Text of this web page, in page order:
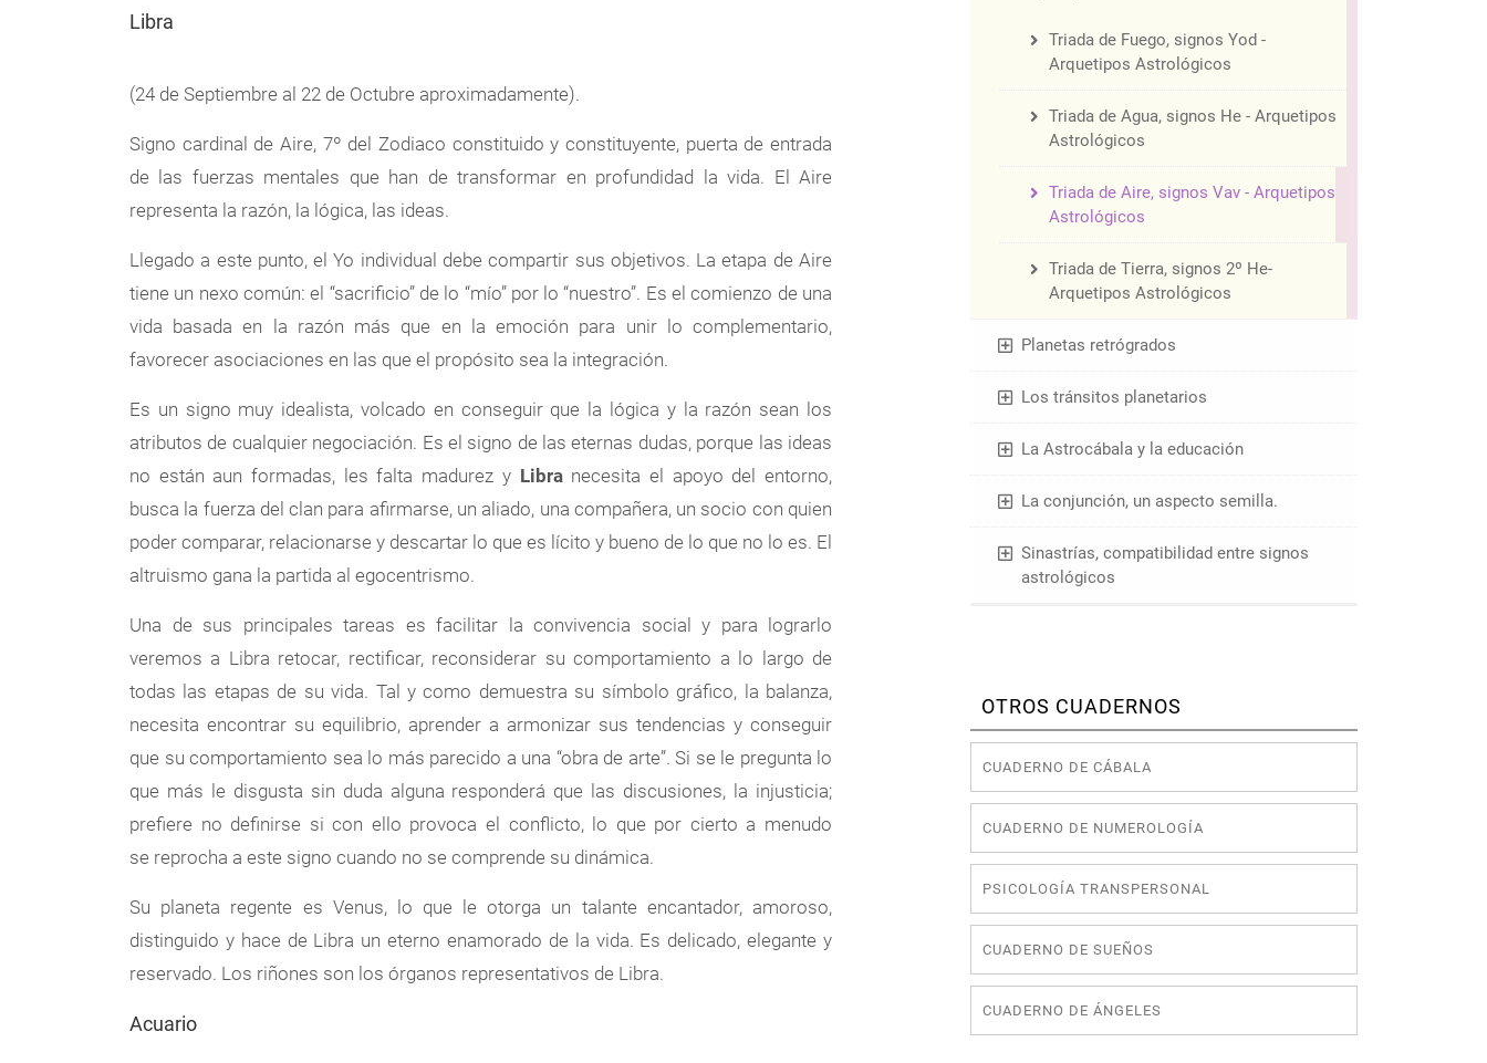
Libra
(24 de Septiembre al 22 de Octubre aproximadamente).
Signo cardinal de Aire, 7º del Zodiaco constituido y constituyente, puerta de entrada
de las fuerzas mentales que han de transformar en profundidad la vida. El Aire
representa la razón, la lógica, las ideas.
Llegado a este punto, el Yo individual debe compartir sus objetivos. La etapa de Aire
tiene un nexo común: el “sacrificio” de lo “mío” por lo “nuestro”. Es el comienzo de una
vida basada en la razón más que en la emoción para unir lo complementario,
favorecer asociaciones en las que el propósito sea la integración.
Es un signo muy idealista, volcado en conseguir que la lógica y la razón sean los
atributos de cualquier negociación. Es el signo de las eternas dudas, porque las ideas
no están aun formadas, les falta madurez y Libranecesita el apoyo del entorno,
busca la fuerza del clan para afirmarse, un aliado, una compañera, un socio con quien
poder comparar, relacionarse y descartar lo que es lícito y bueno de lo que no lo es. El
altruismo gana la partida al egocentrismo.
Una de sus principales tareas es facilitar la convivencia social y para lograrlo
veremos a Libra retocar, rectificar, reconsiderar su comportamiento a lo largo de
todas las etapas de su vida. Tal y como demuestra su símbolo gráfico, la balanza,
necesita encontrar su equilibrio, aprender a armonizar sus tendencias y conseguir
que su comportamiento sea lo más parecido a una “obra de arte”. Si se le pregunta lo
que más le disgusta sin duda alguna responderá que las discusiones, la injusticia;
prefiere no definirse si con ello provoca el conflicto, lo que por cierto a menudo
se reprocha a este signo cuando no se comprende su dinámica.
Su planeta regente es Venus, lo que le otorga un talante encantador, amoroso,
distinguido y hace de Libra un eterno enamorado de la vida. Es delicado, elegante y
reservado. Los riñones son los órganos representativos de Libra.
Acuario
Triada de Fuego, signos Yod -
Arquetipos Astrológicos
Triada de Agua, signos He - Arquetipos
Astrológicos
Triada de Aire, signos Vav - Arquetipos
Astrológicos
Triada de Tierra, signos 2º He-
Arquetipos Astrológicos
Planetas retrógrados
Los tránsitos planetarios
La Astrocábala y la educación
La conjunción, un aspecto semilla.
Sinastrías, compatibilidad entre signos
astrológicos
OTROS CUADERNOS
CUADERNO DE CÁBALA
CUADERNO DE NUMEROLOGÍA
PSICOLOGÍA TRANSPERSONAL
CUADERNO DE SUEÑOS
CUADERNO DE ÁNGELES